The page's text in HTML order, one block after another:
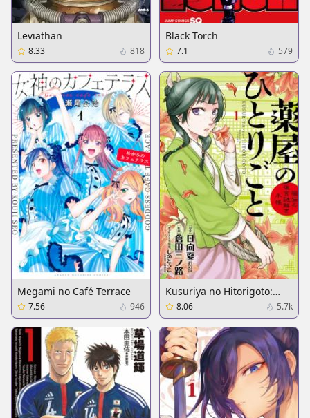
Leviathan
8.33 818
Black Torch
7.1 579
Megami no Café Terrace
7.56 946
Kusuriya no Hitorigoto:
Maomao no Koukyuu
Nazotoki Techou
8.06 5.7k